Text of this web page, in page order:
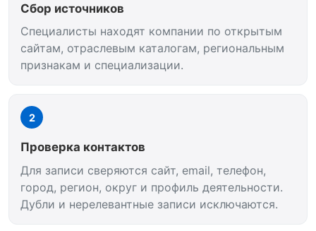
Сбор источников
Специалисты находят компании по открытым
сайтам, отраслевым каталогам, региональным
признакам и специализации.
2
Проверка контактов
Для записи сверяются сайт, email, телефон,
город, регион, округ и профиль деятельности.
Дубли и нерелевантные записи исключаются.